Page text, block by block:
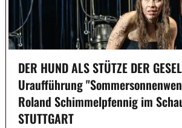
DER HUND ALS STÜTZE DER
Uraufführung
Roland Schimmelpfennig im
STUTTGART